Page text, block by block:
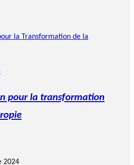
pour la transformation
2024